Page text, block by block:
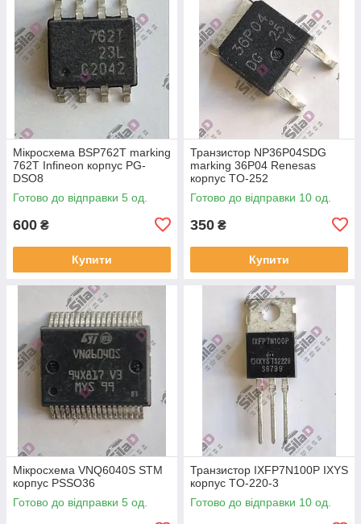
Мікросхема BSP762T marking
762T Infineon корпус PG-
DSO8
Готово до відправки 5 од.
600 ₴
Купити
Транзистор NP36P04SDG
marking 36P04 Renesas
корпус TO-252
Готово до відправки 10 од.
350 ₴
Купити
Мікросхема VNQ6040S STM
корпус PSSO36
Готово до відправки 5 од.
Транзистор IXFP7N100P IXYS
корпус TO-220-3
Готово до відправки 10 од.